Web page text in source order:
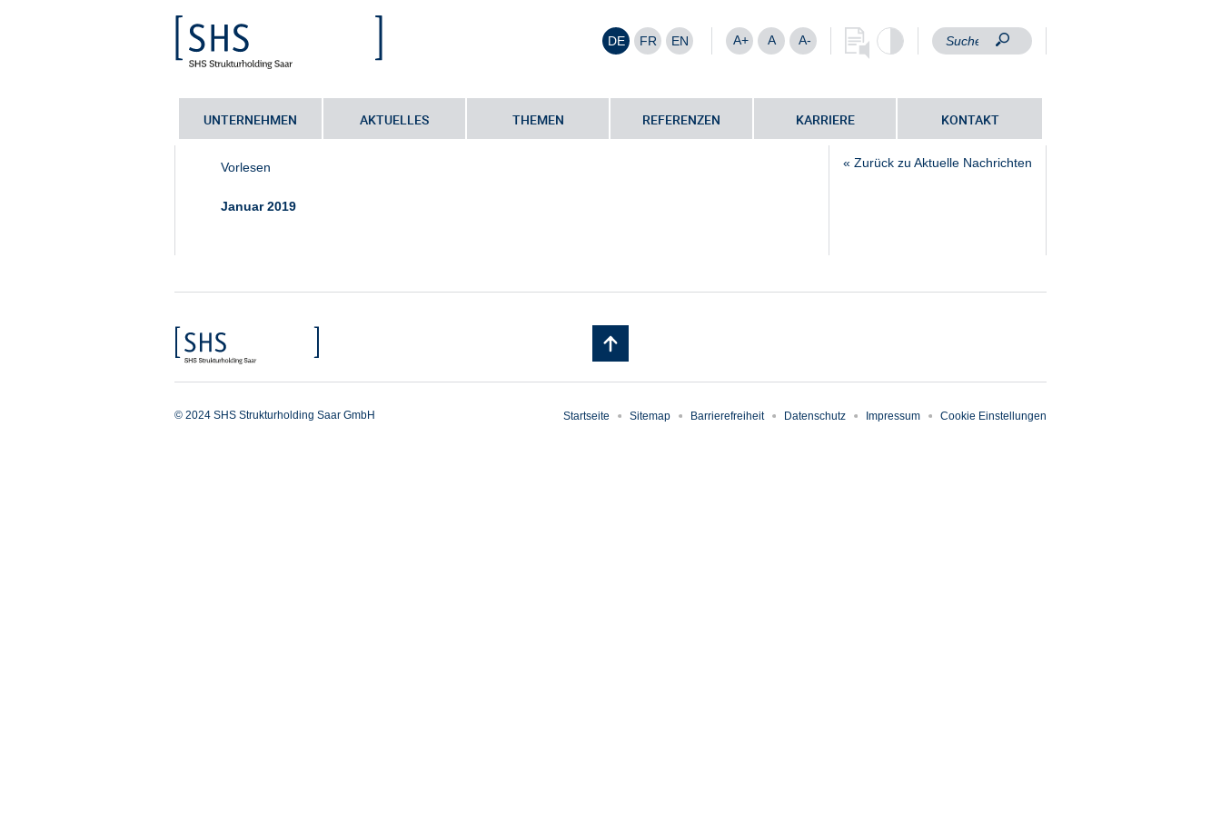
DE FR EN A+ A A-
UNTERNEHMEN AKTUELLES THEMEN REFERENZEN KARRIERE KONTAKT
Sie sind hier: Startseite Ansprechpartner Valentin Holzer | WOGE
Vorlesen
Januar 2019
« Zurück zu Aktuelle Nachrichten
© 2024 SHS Strukturholding Saar GmbH Startseite Sitemap Barrierefreiheit Datenschutz Impressum Cookie Einstellungen